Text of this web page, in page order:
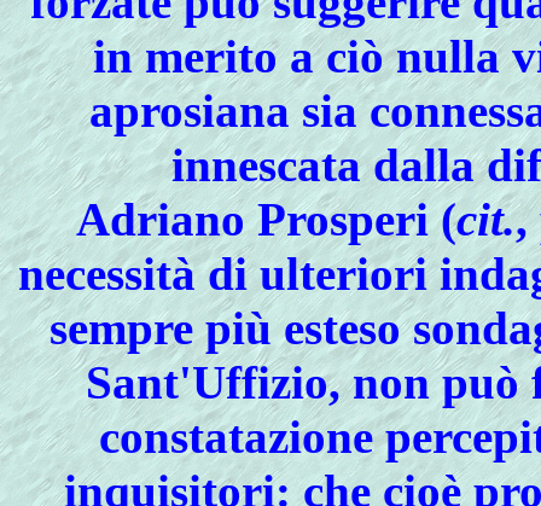
in merito a ciò nulla
aprosianasia
innescata dalla
Adriano Prosperi (cit.,
necessità di ulteriori
sempre più esteso
Sant'Uffizio, non può
constatazione
inquisitori: che cioè